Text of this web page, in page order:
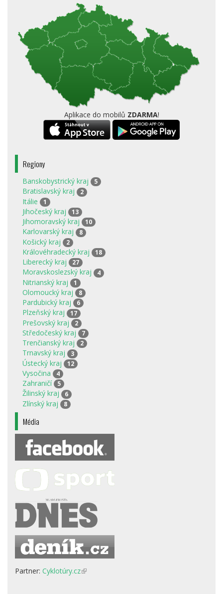
Aplikace do mobilů ZDARMA!
Regiony
Banskobystrický kraj 5
Bratislavský kraj 2
Itálie 1
Jihočeský kraj 13
Jihomoravský kraj 10
Karlovarský kraj 8
Košický kraj 2
Královéhradecký kraj 18
Liberecký kraj 27
Moravskoslezský kraj 4
Nitrianský kraj 1
Olomoucký kraj 8
Pardubický kraj 6
Plzeňský kraj 17
Prešovský kraj 2
Středočeský kraj 7
Trenčianský kraj 2
Trnavský kraj 3
Ústecký kraj 12
Vysočina 4
Zahraničí 5
Žilinský kraj 6
Zlínský kraj 8
Média
Partner: Cyklotúry.cz(odkaz